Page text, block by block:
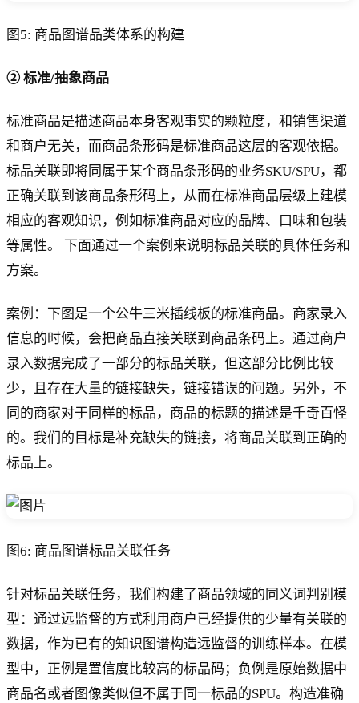
图5: 商品图谱品类体系的构建
② 标准/抽象商品
标准商品是描述商品本身客观事实的颗粒度，和销售渠道
和商户无关，而商品条形码是标准商品这层的客观依据。
标品关联即将同属于某个商品条形码的业务SKU/SPU，都
正确关联到该商品条形码上，从而在标准商品层级上建模
相应的客观知识，例如标准商品对应的品牌、口味和包装
等属性。 下面通过一个案例来说明标品关联的具体任务和
方案。
案例：下图是一个公牛三米插线板的标准商品。商家录入
信息的时候，会把商品直接关联到商品条码上。通过商户
录入数据完成了一部分的标品关联，但这部分比例比较
少，且存在大量的链接缺失，链接错误的问题。另外，不
同的商家对于同样的标品，商品的标题的描述是千奇百怪
的。我们的目标是补充缺失的链接，将商品关联到正确的
标品上。
图6: 商品图谱标品关联任务
针对标品关联任务，我们构建了商品领域的同义词判别模
型：通过远监督的方式利用商户已经提供的少量有关联的
数据，作为已有的知识图谱构造远监督的训练样本。在模
型中，正例是置信度比较高的标品码；负例是原始数据中
商品名或者图像类似但不属于同一标品的SPU。构造准确